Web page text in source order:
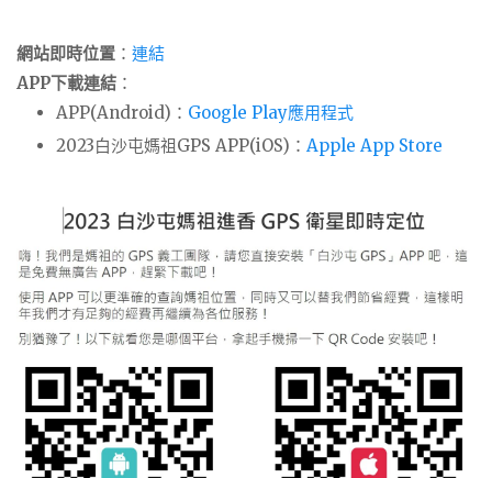
網站即時位置 ： 連結
APP下載連結 ：
APP(Android)： Google Play應用程式
2023白沙屯媽祖GPS APP(iOS)： Apple App Store